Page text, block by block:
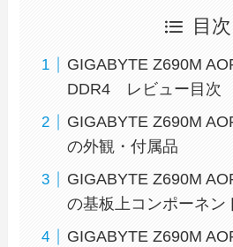
目次
GIGABYTE Z690M
DDR4 レビュー目次
GIGABYTE Z690M
の外観・付属品
GIGABYTE Z690M
の基板上コンポーネン
GIGABYTE Z690M